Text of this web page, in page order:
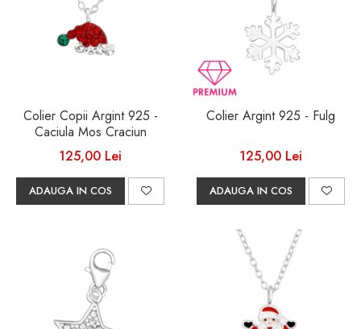
Colier Copii Argint 925 -
Caciula Mos Craciun
125,00 Lei
ADAUGA IN COS
Colier Argint 925 - Fulg
125,00 Lei
ADAUGA IN COS